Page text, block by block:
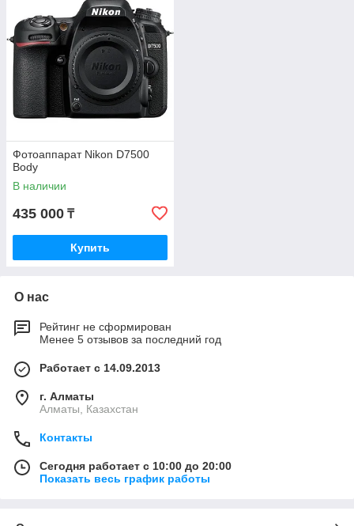
Фотоаппарат Nikon D7500
Body
В наличии
435 000 ₸
Купить
О нас
Рейтинг не сформирован
Менее 5 отзывов за последний год
Работает с 14.09.2013
г. Алматы
Алматы, Казахстан
Контакты
Сегодня работает с 10:00 до 20:00
Показать весь график работы